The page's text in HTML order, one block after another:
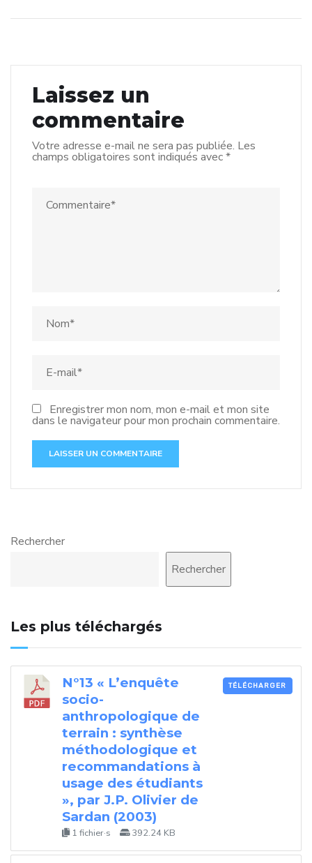
Laissez un
commentaire
Votre adresse e-mail ne sera pas publiée. Les
champs obligatoires sont indiqués avec*
Enregistrer mon nom, mon e-mail et mon site
dans le navigateur pour mon prochain commentaire.
Rechercher
Rechercher
Les plus téléchargés
N°13 « L’enquête
socio-
anthropologique de
terrain : synthèse
méthodologique et
recommandations à
usage des étudiants
», par J.P. Olivier de
Sardan (2003)
1 fichier·s 392.24 KB
TÉLÉCHARGER